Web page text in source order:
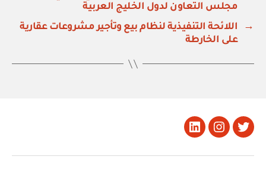
مجلس التعاون لدول الخليج العربية
→
اللائحة التنفيذية لنظام بيع وتأجير مشروعات عقارية
على الخارطة
تويتر Instagram
LinkedIn